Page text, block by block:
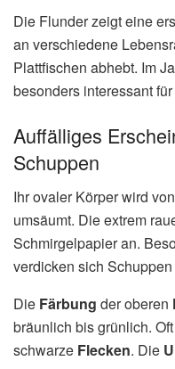
Die Flunder zeigt eine
an verschiedene
Plattfischen abhebt. Im
besonders interessant
Auffälliges
Schuppen
Ihr ovaler Körper wird
umsäumt. Die extrem
Schmirgelpapier an.
verdicken sich
Die Färbung der oberen
bräunlich bis grünlich.
schwarze Flecken. Die